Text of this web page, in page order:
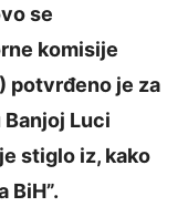
se
komisije
potvrđeno je za
Banjoj Luci
stiglo iz, kako
BiH”.